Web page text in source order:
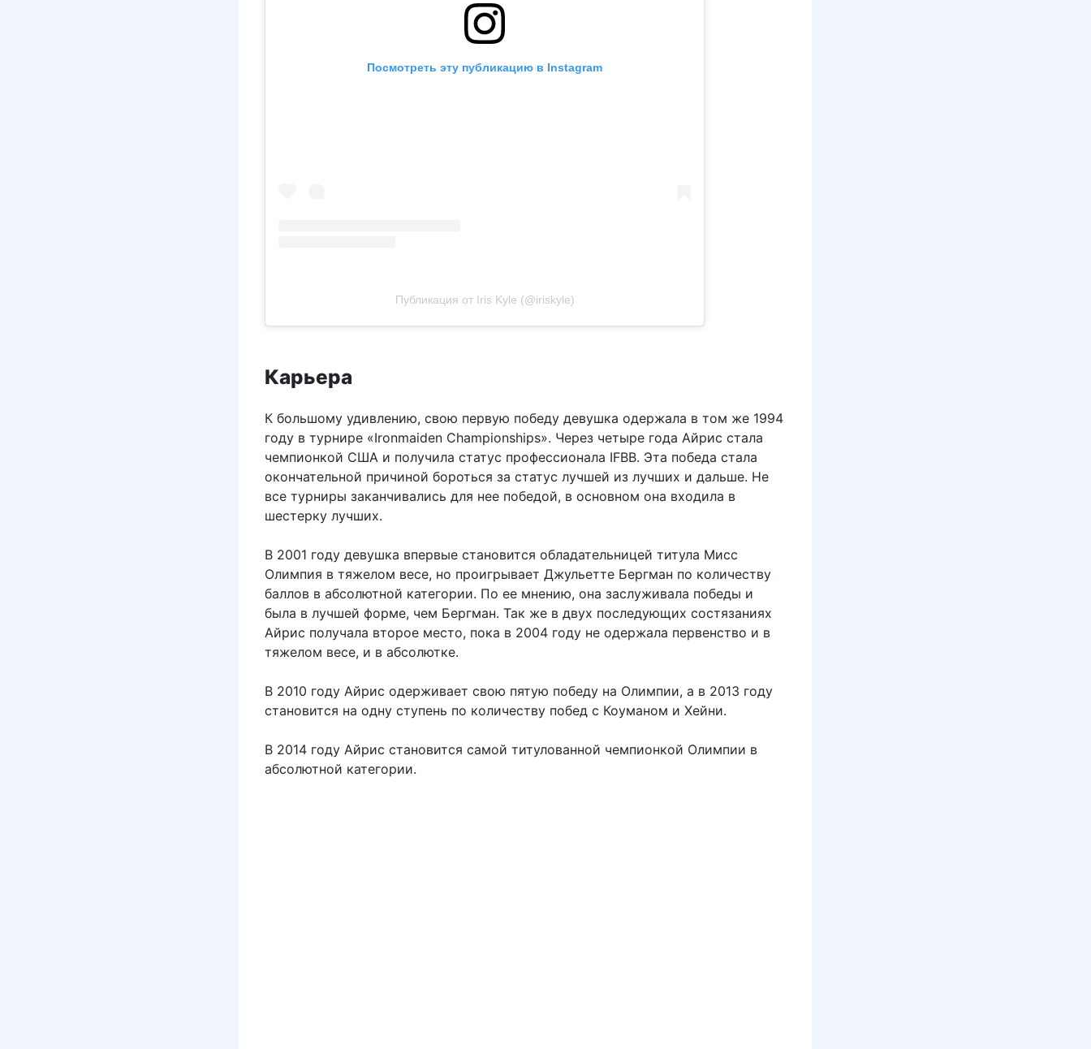
Посмотреть эту публикацию в Instagram
Публикация от Iris Kyle (@iriskyle)
Карьера
К большому удивлению, свою первую победу девушка одержала в том же 1994
году в турнире «Ironmaiden Championships». Через четыре года Айрис стала
чемпионкой США и получила статус профессионала IFBB. Эта победа стала
окончательной причиной бороться за статус лучшей из лучших и дальше. Не
все турниры заканчивались для нее победой, в основном она входила в
шестерку лучших.
В 2001 году девушка впервые становится обладательницей титула Мисс
Олимпия в тяжелом весе, но проигрывает Джульетте Бергман по количеству
баллов в абсолютной категории. По ее мнению, она заслуживала победы и
была в лучшей форме, чем Бергман. Так же в двух последующих состязаниях
Айрис получала второе место, пока в 2004 году не одержала первенство и в
тяжелом весе, и в абсолютке.
В 2010 году Айрис одерживает свою пятую победу на Олимпии, а в 2013 году
становится на одну ступень по количеству побед с Коуманом и Хейни.
В 2014 году Айрис становится самой титулованной чемпионкой Олимпии в
абсолютной категории.